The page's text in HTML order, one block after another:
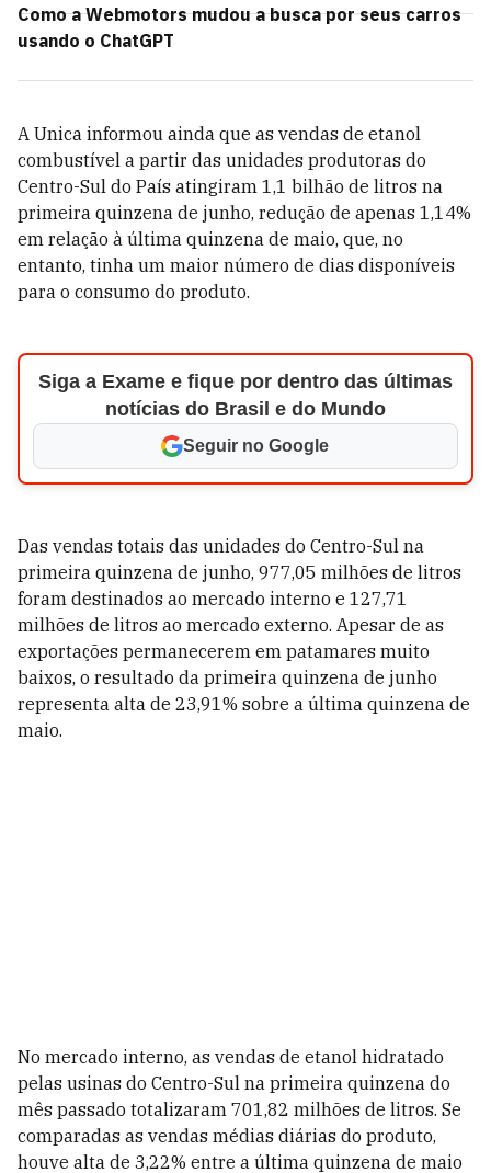
Como a Webmotors mudou a busca por seus carros
usando o ChatGPT
A Unica informou ainda que as vendas de etanol
combustível a partir das unidades produtoras do
Centro-Sul do País atingiram 1,1 bilhão de litros na
primeira quinzena de junho, redução de apenas 1,14%
em relação à última quinzena de maio, que, no
entanto, tinha um maior número de dias disponíveis
para o consumo do produto.
Siga a Exame e fique por dentro das últimas
notícias do Brasil e do Mundo
Seguir no Google
Das vendas totais das unidades do Centro-Sul na
primeira quinzena de junho, 977,05 milhões de litros
foram destinados ao mercado interno e 127,71
milhões de litros ao mercado externo. Apesar de as
exportações permanecerem em patamares muito
baixos, o resultado da primeira quinzena de junho
representa alta de 23,91% sobre a última quinzena de
maio.
No mercado interno, as vendas de etanol hidratado
pelas usinas do Centro-Sul na primeira quinzena do
mês passado totalizaram 701,82 milhões de litros. Se
comparadas as vendas médias diárias do produto,
houve alta de 3,22% entre a última quinzena de maio